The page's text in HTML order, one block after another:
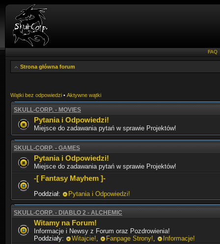
FAQ
Strona główna forum
Wątki bez odpowiedzi • Aktywne wątki
SKULL-CORP. - MOVIES
Pytania i Odpowiedzi!
Miejsce do zadawania pytań w sprawie Projektów!
SKULL-CORP. - GAMES
Pytania i Odpowiedzi!
Miejsce do zadawania pytań w sprawie Projektów!
-[ Fantasy Mayhem ]-
Poddział: Pytania i Odpowiedzi!
SKULL-CORP. - DIABLO 2 - ALCHEMIC
Witamy na Forum!
Informacje i Newsy z Forum oraz Pozdrowienia!
Poddziały:
Witajcie! Fanpage Strony! Informacje!